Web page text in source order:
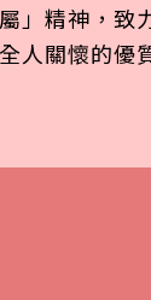
」精神，致
人關懷的優